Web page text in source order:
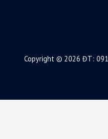
Copyright © 2026 ĐT: